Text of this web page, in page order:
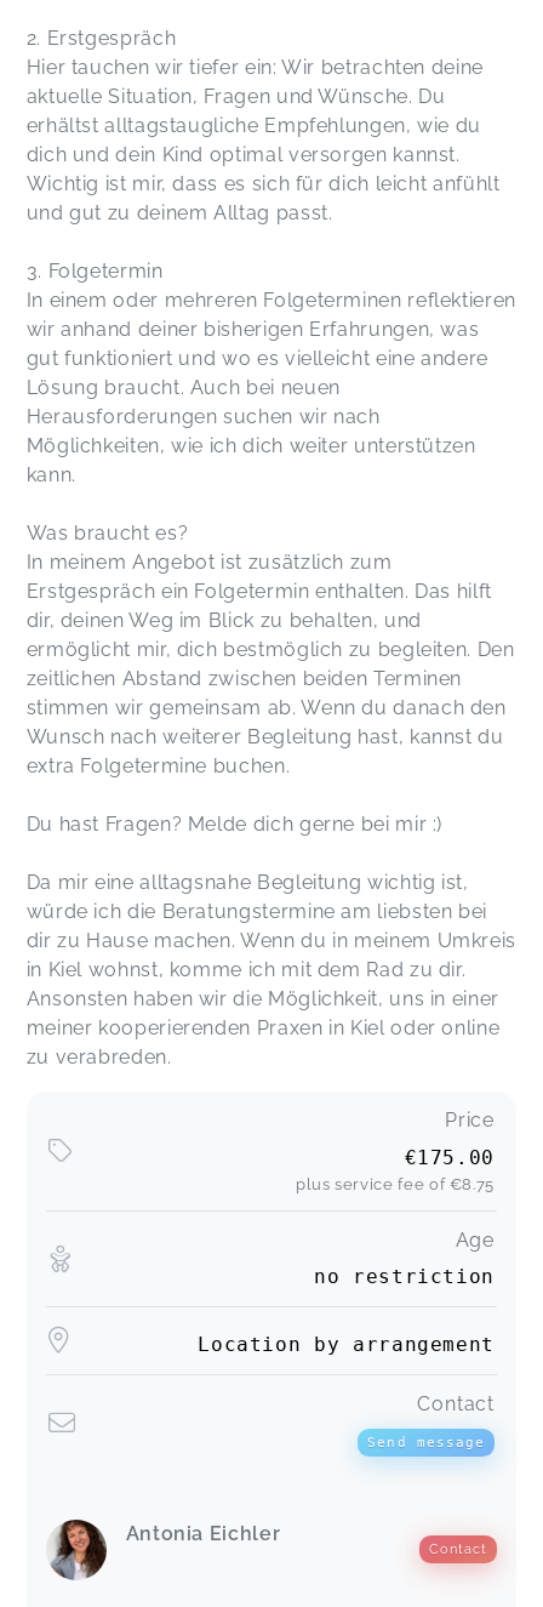
2. Erstgespräch
Hier tauchen wir tiefer ein: Wir betrachten deine
aktuelle Situation, Fragen und Wünsche. Du
erhältst alltagstaugliche Empfehlungen, wie du
dich und dein Kind optimal versorgen kannst.
Wichtig ist mir, dass es sich für dich leicht anfühlt
und gut zu deinem Alltag passt.
3. Folgetermin
In einem oder mehreren Folgeterminen reflektieren
wir anhand deiner bisherigen Erfahrungen, was
gut funktioniert und wo es vielleicht eine andere
Lösung braucht. Auch bei neuen
Herausforderungen suchen wir nach
Möglichkeiten, wie ich dich weiter unterstützen
kann.
Was braucht es?
In meinem Angebot ist zusätzlich zum
Erstgespräch ein Folgetermin enthalten. Das hilft
dir, deinen Weg im Blick zu behalten, und
ermöglicht mir, dich bestmöglich zu begleiten. Den
zeitlichen Abstand zwischen beiden Terminen
stimmen wir gemeinsam ab. Wenn du danach den
Wunsch nach weiterer Begleitung hast, kannst du
extra Folgetermine buchen.
Du hast Fragen? Melde dich gerne bei mir :)
Da mir eine alltagsnahe Begleitung wichtig ist,
würde ich die Beratungstermine am liebsten bei
dir zu Hause machen. Wenn du in meinem Umkreis
in Kiel wohnst, komme ich mit dem Rad zu dir.
Ansonsten haben wir die Möglichkeit, uns in einer
meiner kooperierenden Praxen in Kiel oder online
zu verabreden.
Price
€175.00
plus service fee of €8.75
Age
no restriction
Location by arrangement
Contact
Send message
Antonia Eichler
Contact